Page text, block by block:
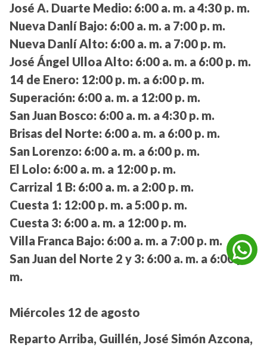
José A. Duarte Medio: 6:00 a. m. a 4:30 p. m.
Nueva Danlí Bajo: 6:00 a. m. a 7:00 p. m.
Nueva Danlí Alto: 6:00 a. m. a 7:00 p. m.
José Ángel Ulloa Alto: 6:00 a. m. a 6:00 p. m.
14 de Enero: 12:00 p. m. a 6:00 p. m.
Superación: 6:00 a. m. a 12:00 p. m.
San Juan Bosco: 6:00 a. m. a 4:30 p. m.
Brisas del Norte: 6:00 a. m. a 6:00 p. m.
San Lorenzo: 6:00 a. m. a 6:00 p. m.
El Lolo: 6:00 a. m. a 12:00 p. m.
Carrizal 1 B: 6:00 a. m. a 2:00 p. m.
Cuesta 1: 12:00 p. m. a 5:00 p. m.
Cuesta 3: 6:00 a. m. a 12:00 p. m.
Villa Franca Bajo: 6:00 a. m. a 7:00 p. m.
San Juan del Norte 2 y 3: 6:00 a. m. a 6:00 p.
m.
Miércoles 12 de agosto
Reparto Arriba, Guillén, José Simón Azcona,